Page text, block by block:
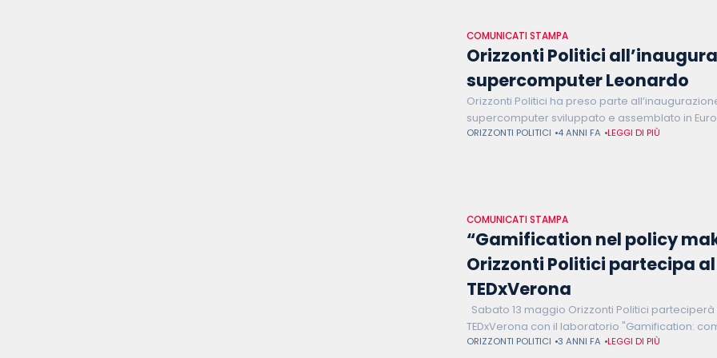
COMUNICATI STAMPA
Orizzonti Politici
supercomputer Leonardo
Orizzonti Politici ha preso parte
supercomputer sviluppato e assemblato in
2022 al Tecnopolo di Bologna. Numerosi sono
ORIZZONTI POLITICI 4 ANNI FA LEGGI DI PIÙ
COMUNICATI STAMPA
“Gamification nel policy
Orizzonti Politici partecipa al
TEDxVerona
Sabato 13 maggio Orizzonti Politici parteciperà
TEDxVerona con il laboratorio "Gamification:
cittadini nel policy making". A rappresentare il
ORIZZONTI POLITICI 3 ANNI FA LEGGI DI PIÙ